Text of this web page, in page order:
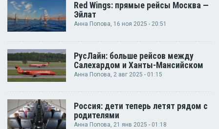
Red Wings: прямые рейсы Москва —
Эйлат
Анна Попова, 16 ноя 2025 - 20:51
РусЛайн: больше рейсов между
Салехардом и Ханты-Мансийском
Анна Попова , 2 авг 2025 - 01:15
Россия: дети теперь летят рядом с
родителями
Анна Попова, 21 янв 2025 - 01:18